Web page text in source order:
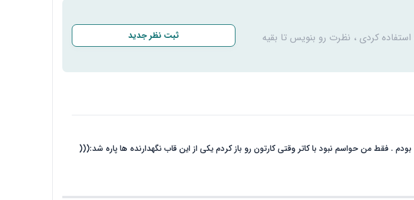
کردی ، نظرت رو بنویس تا بقیه
ثبت نظر جدید
من حواسم نبود با کاتر وقتی کارتون رو باز کردم یکی از این قاب نگهدارنده ها پاره شد:(((